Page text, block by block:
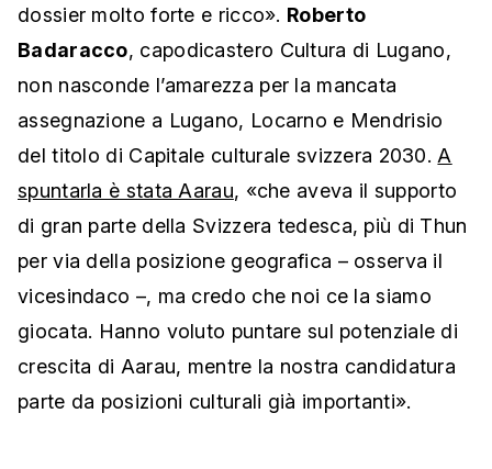
dossier molto forte e ricco». Roberto
Badaracco, capodicastero Cultura di Lugano,
non nasconde l’amarezza per la mancata
assegnazione a Lugano, Locarno e Mendrisio
del titolo di Capitale culturale svizzera 2030.A
spuntarla è stata Aarau, «che aveva il supporto
di gran parte della Svizzera tedesca, più di Thun
per via della posizione geografica – osserva il
vicesindaco –, ma credo che noi ce la siamo
giocata. Hanno voluto puntare sul potenziale di
crescita di Aarau, mentre la nostra candidatura
parte da posizioni culturali già importanti».